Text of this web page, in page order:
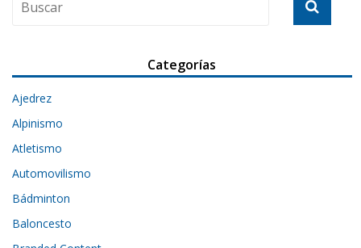
Categorías
Ajedrez
Alpinismo
Atletismo
Automovilismo
Bádminton
Baloncesto